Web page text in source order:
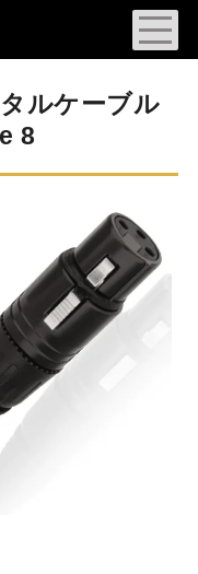
ルケーブル
8